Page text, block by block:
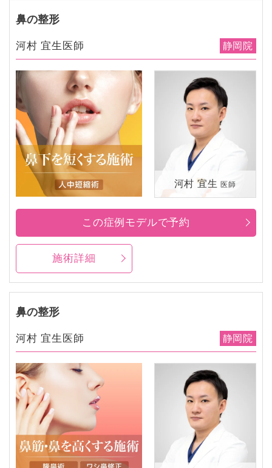
鼻の整形
河村 宜生医師 静岡院
河村 宜生 医師
施術詳細
この症例モデルで予約
鼻の整形
河村 宜生医師 静岡院